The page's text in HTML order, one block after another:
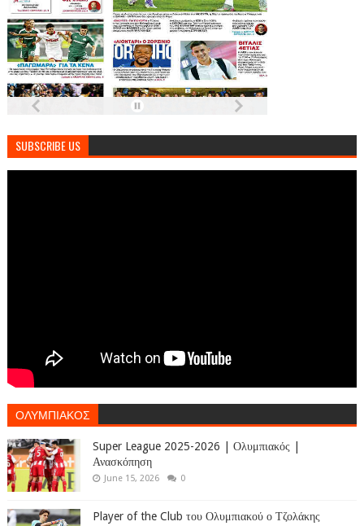
SUBSCRIBE US
ΟΛΥΜΠΙΑΚΟΣ
Super League 2025-2026 | Ολυμπιακός |
Ανασκόπηση
June 15, 2026 0
Player of the Club του Ολυμπιακού ο Τζολάκης